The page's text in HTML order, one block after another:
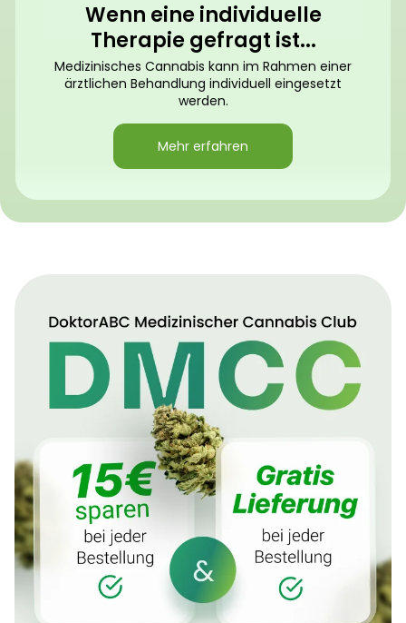
Wenn eine individuelle
Therapie gefragt ist...
Medizinisches Cannabis kann im Rahmen einer
ärztlichen Behandlung individuell eingesetzt
werden.
Mehr erfahren